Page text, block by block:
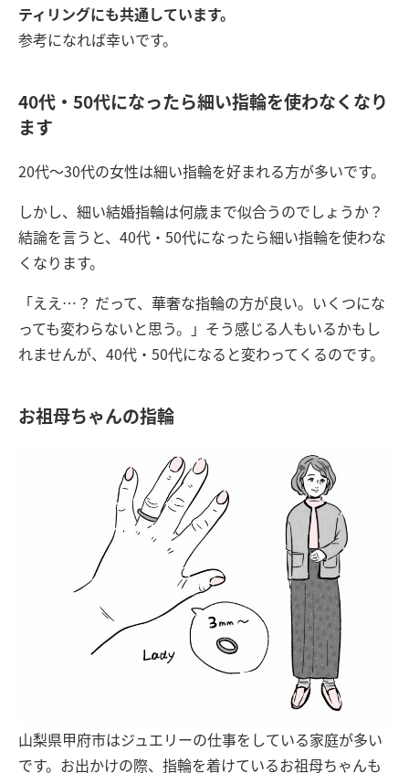
ティリングにも共通しています。
参考になれば幸いです。
40代・50代になったら細い指輪を使わなくなり
ます
20代～30代の女性は細い指輪を好まれる方が多いです。
しかし、細い結婚指輪は何歳まで似合うのでしょうか？
結論を言うと、40代・50代になったら細い指輪を使わな
くなります。
「ええ…？ だって、華奢な指輪の方が良い。いくつにな
っても変わらないと思う。」そう感じる人もいるかもし
れませんが、40代・50代になると変わってくるのです。
お祖母ちゃんの指輪
山梨県甲府市はジュエリーの仕事をしている家庭が多い
です。お出かけの際、指輪を着けているお祖母ちゃんも